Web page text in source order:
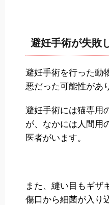
避妊手術が失敗
避妊手術を行った動
悪だった可能性があ
避妊手術には猫専用
が、なかには人間用
医者がいます。
また、縫い目もギザ
傷口から細菌が入り